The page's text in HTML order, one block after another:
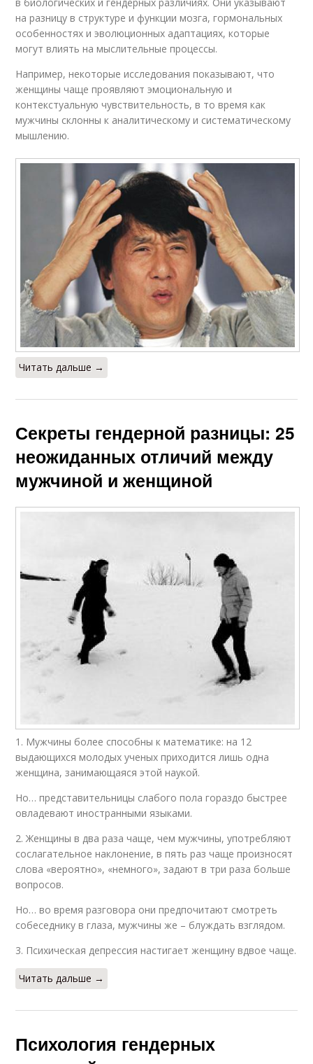
на разницу в структуре и функции мозга, гормональных
особенностях и эволюционных адаптациях, которые
могут влиять на мыслительные процессы.
Например, некоторые исследования показывают, что
женщины чаще проявляют эмоциональную и
контекстуальную чувствительность, в то время как
мужчины склонны к аналитическому и систематическому
мышлению.
Читать дальше →
Секреты гендерной разницы: 25
неожиданных отличий между
мужчиной и женщиной
1. Мужчины более способны к математике: на 12
выдающихся молодых ученых приходится лишь одна
женщина, занимающаяся этой наукой.
Но… представительницы слабого пола гораздо быстрее
овладевают иностранными языками.
2. Женщины в два раза чаще, чем мужчины, употребляют
сослагательное наклонение, в пять раз чаще произносят
слова «вероятно», «немного», задают в три раза больше
вопросов.
Но… во время разговора они предпочитают смотреть
собеседнику в глаза, мужчины же – блуждать взглядом.
3. Психическая депрессия настигает женщину вдвое чаще.
Читать дальше →
Психология гендерных